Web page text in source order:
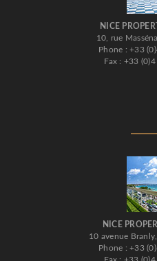
NICE
10, rue
Phone : +33
Fax : +33
NICE
10 avenue
Phone : +33